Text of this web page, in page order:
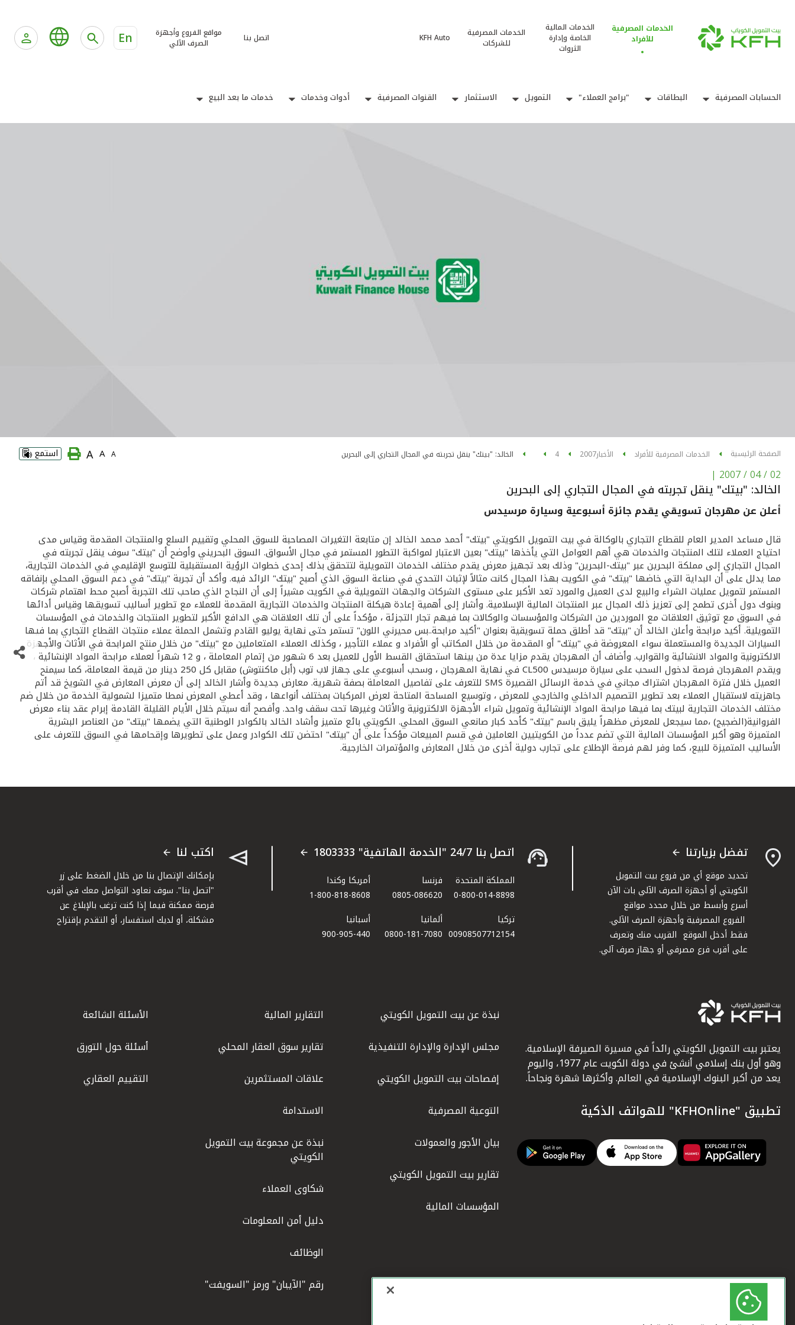
الخدمات المصرفية
للأفراد
الخدمات المالية
الخاصة وإدارة
الثروات
الخدمات المصرفية
للشركات
KFH Auto اتصل بنا
مواقع الفروع وأجهزة
الصرف الآلي
En
الحسابات المصرفية البطاقات "برامج العملاء" التمويل الاستثمار القنوات المصرفية أدوات وخدمات خدمات ما بعد البيع
الصفحة الرئيسية الخدمات المصرفية للأفراد الأخبار2007
4 الخالد: "بيتك" ينقل تجربته في المجال التجاري إلى البحرين A
A
A استمع
02 / 04 / 2007
|
الخالد: "بيتك" ينقل تجربته في المجال التجاري إلى البحرين
أعلن عن مهرجان تسويقي يقدم جائزة أسبوعية وسيارة مرسيدس
قال مساعد المدير العام للقطاع التجاري بالوكالة في بيت التمويل الكويتي "بيتك" أحمد محمد الخالد إن متابعة التغيرات المصاحبة للسوق المحلي وتقييم السلع والمنتجات المقدمة وقياس مدى
احتياج العملاء لتلك المنتجات والخدمات هي أهم العوامل التي يأخذها "بيتك" بعين الاعتبار لمواكبة التطور المستمر في مجال الأسواق. السوق البحريني وأوضح أن "بيتك" سوف ينقل تجربته في
المجال التجاري إلى مملكة البحرين عبر "بيتك-البحرين" وذلك بعد تجهيز معرض يقدم مختلف الخدمات التمويلية لتتحقق بذلك إحدى خطوات الرؤية المستقبلية للتوسع الإقليمي في الخدمات التجارية،
مما يدلل على أن البداية التي خاضها "بيتك" في الكويت بهذا المجال كانت مثالاً لإثبات التحدي في صناعة السوق الذي أصبح "بيتك" الرائد فيه. وأكد أن تجربة "بيتك" في دعم السوق المحلي بإنفاقه
المستمر لتمويل عمليات الشراء والبيع لدى العميل والمورد تعد الأكبر على مستوى الشركات والجهات التمويلية في الكويت مشيراً إلى أن النجاح الذي صاحب تلك التجربة أصبح محط اهتمام شركات
وبنوك دول أخرى تطمح إلى تعزيز ذلك المجال عبر المنتجات المالية الإسلامية. وأشار إلى أهمية إعادة هيكلة المنتجات والخدمات التجارية المقدمة للعملاء مع تطوير أساليب تسويقها وقياس أدائها
في السوق مع توثيق العلاقات مع الموردين من الشركات والمؤسسات والوكالات بما فيهم تجار التجزئة ، مؤكداً على أن تلك العلاقات هي الدافع الأكبر لتطوير المنتجات والخدمات في المؤسسات
التمويلية. أكيد مرابحة وأعلن الخالد أن "بيتك" قد أطلق حملة تسويقية بعنوان "أكيد مرابحة..بس محيرني اللون" تستمر حتى نهاية يوليو القادم وتشمل الحملة عملاء منتجات القطاع التجاري بما فيها
السيارات الجديدة والمستعملة سواء المعروضة في "بيتك" أو المقدمة من خلال المكاتب أو الأفراد و عملاء التأجير ، وكذلك العملاء المتعاملين مع "بيتك" من خلال منتج المرابحة في الأثاث والأجهزة
الالكترونية والمواد الانشائية والقوارب. وأضاف أن المهرجان يقدم مزايا عدة من بينها استحقاق القسط الأول للعميل بعد 6 شهور من إتمام المعاملة ، و 12 شهراً لعملاء مرابحة المواد الإنشائية ،
ويقدم المهرجان فرصة لدخول السحب على سيارة مرسيدس CL500 في نهاية المهرجان ، وسحب أسبوعي على جهاز لاب توب (أبل ماكنتوش) مقابل كل 250 دينار من قيمة المعاملة، كما سيمنح
العميل خلال فترة المهرجان اشتراك مجاني في خدمة الرسائل القصيرة SMS للتعرف على تفاصيل المعاملة بصفة شهرية. معارض جديدة وأشار الخالد إلى أن معرض المعارض في الشويخ قد أتم
جاهزيته لاستقبال العملاء بعد تطوير التصميم الداخلي والخارجي للمعرض ، وتوسيع المساحة المتاحة لعرض المركبات بمختلف أنواعها ، وقد أعطي المعرض نمطا متميزا لشمولية الخدمة من خلال ضم
مختلف الخدمات التجارية لبيتك بما فيها مرابحة المواد الإنشائية وتمويل شراء الأجهزة الالكترونية والأثاث وغيرها تحت سقف واحد. وأفصح أنه سيتم خلال الأيام القليلة القادمة إبرام عقد بناء معرض
الفروانية(الضجيج) ،مما سيجعل للمعرض مظهراً يليق باسم "بيتك" كأحد كبار صانعي السوق المحلي. الكويتي بائع متميز وأشاد الخالد بالكوادر الوطنية التي يضمها "بيتك" من العناصر البشرية
المتميزة وهو أكبر المؤسسات المالية التي تضم عدداً من الكويتيين العاملين في قسم المبيعات مؤكداً على أن "بيتك" احتضن تلك الكوادر وعمل على تطويرها وإقحامها في السوق للتعرف على
الأساليب المتميزة للبيع، كما وفر لهم فرصة الإطلاع على تجارب دولية أخرى من خلال المعارض والمؤتمرات الخارجية.
تفضل بزيارتنا
تحديد موقع أي من فروع بيت التمويل
الكويتي أو أجهزة الصرف الآلي بات الآن
أسرع وأبسط من خلال محدد مواقع
الفروع المصرفية وأجهزة الصرف الآلي.
فقط أدخل الموقع القريب منك وتعرف
على أقرب فرع مصرفي أو جهاز صرف آلي.
اتصل بنا 24/7 "الخدمة الهاتفية" 1803333
المملكة المتحدة
0-800-014-8898
فرنسا
0805-086620
أمريكا وكندا
1-800-818-8608
تركيا
00908507712154​
ألمانيا
0800-181-7080
أسبانيا
900-905-440
اكتب لنا
بإمكانك الإتصال بنا من خلال الضغط على زر
"اتصل بنا". سوف نعاود التواصل معك في أقرب
فرصة ممكنة فيما إذا كنت ترغب بالإبلاغ عن
مشكلة، أو لديك استفسار، أو التقدم بإقتراح
يعتبر بيت التمويل الكويتي رائداً في مسيرة الصيرفة الإسلامية.
وهو أول بنك إسلامي أنشئ في دولة الكويت عام 1977، واليوم
يعد من أكبر البنوك الإسلامية في العالم. وأكثرها شهرة ونجاحاً.
تطبيق "KFHOnline" للهواتف الذكية
نبذة عن بيت التمويل الكويتي
مجلس الإدارة والإدارة التنفيذية
إفصاحات بيت التمويل الكويتي
التوعية المصرفية
بيان الأجور والعمولات
تقارير بيت التمويل الكويتي
المؤسسات المالية
التقارير المالية
تقارير سوق العقار المحلي
علاقات المستثمرين
الاستدامة
نبذة عن مجموعة بيت التمويل
الكويتي
شكاوى العملاء
دليل أمن المعلومات
الوظائف
رقم "الآيبان" ورمز "السويفت"
الأسئلة الشائعة
أسئلة حول التورق
التقييم العقاري